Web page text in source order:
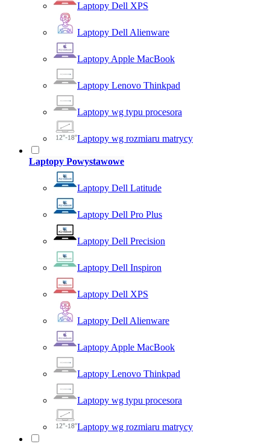
Laptopy Dell XPS
Laptopy Dell Alienware
Laptopy Apple MacBook
Laptopy Lenovo Thinkpad
Laptopy wg typu procesora
Laptopy wg rozmiaru matrycy
Laptopy Powystawowe
Laptopy Dell Latitude
Laptopy Dell Pro Plus
Laptopy Dell Precision
Laptopy Dell Inspiron
Laptopy Dell XPS
Laptopy Dell Alienware
Laptopy Apple MacBook
Laptopy Lenovo Thinkpad
Laptopy wg typu procesora
Laptopy wg rozmiaru matrycy